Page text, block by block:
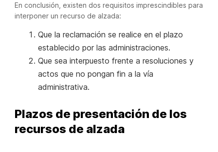
En conclusión, existen dos requisitos imprescindibles para
interponer un recurso de alzada:
Que la reclamación se realice en el plazo
establecido por las administraciones.
Que sea interpuesto frente a resoluciones y
actos que no pongan fin a la vía
administrativa.
Plazos de presentación de los
recursos de alzada